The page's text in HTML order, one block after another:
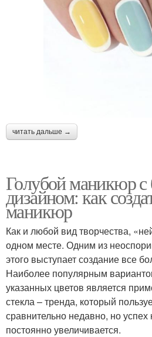
читать дальше →
Голубой маникюр
дизайном: как
маникюр
Как и любой вид творчества,
одном месте. Одним из
этого выступает создание все
Наиболее популярным
указанных цветов является
стекла – тренда, который
сравнительно недавно, но успех
постоянно увеличивается.